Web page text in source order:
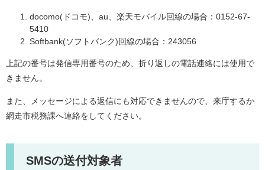
docomo(ドコモ)、au、楽天モバイル回線の場合：0152-67-
5410
Softbank(ソフトバンク)回線の場合：243056
上記の番号は発信専用番号のため、折り返しの電話連絡には使用で
きません。
また、メッセージによる返信にも対応できませんので、来庁するか
網走市税務課へ連絡をしてください。
SMSの送付対象者